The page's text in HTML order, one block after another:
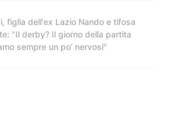
figlia dell'ex Lazio Nando e tifosa
"Il derby? Il giorno della partita
sempre un po’ nervosi"